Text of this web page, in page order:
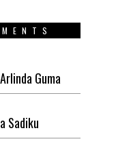
Guma
Sadiku